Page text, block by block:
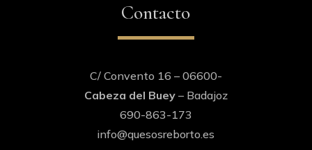
Contacto
C/ Convento 16 – 06600-
Cabeza del Buey– Badajoz
690-863-173
info@quesosreborto.es